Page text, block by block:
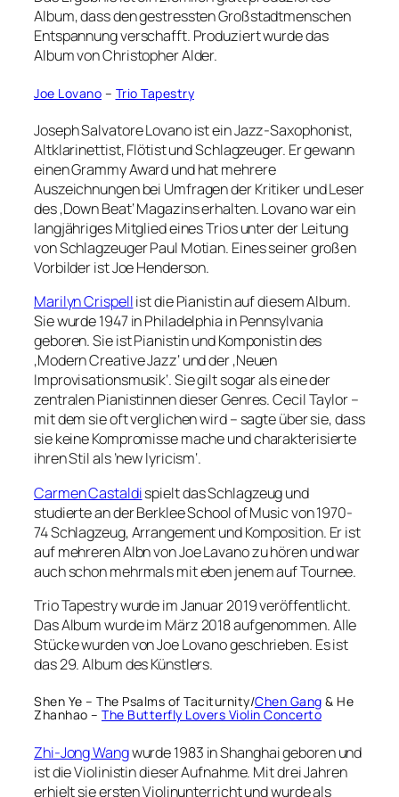
Album, dass den gestressten Großstadtmenschen
Entspannung verschafft. Produziert wurde das
Album von Christopher Alder.
Joe Lovano – Trio Tapestry
Joseph Salvatore Lovano ist ein Jazz-Saxophonist,
Altklarinettist, Flötist und Schlagzeuger. Er gewann
einen Grammy Award und hat mehrere
Auszeichnungen bei Umfragen der Kritiker und Leser
des ‚Down Beat‘ Magazins erhalten. Lovano war ein
langjähriges Mitglied eines Trios unter der Leitung
von Schlagzeuger Paul Motian. Eines seiner großen
Vorbilder ist Joe Henderson.
Marilyn Crispellist die Pianistin auf diesem Album.
Sie wurde 1947 in Philadelphia in Pennsylvania
geboren. Sie ist Pianistin und Komponistin des
‚Modern Creative Jazz‘ und der ‚Neuen
Improvisationsmusik‘. Sie gilt sogar als eine der
zentralen Pianistinnen dieser Genres. Cecil Taylor –
mit dem sie oft verglichen wird – sagte über sie, dass
sie keine Kompromisse mache und charakterisierte
ihren Stil als ’new lyricism‘.
Carmen Castaldispielt das Schlagzeug und
studierte an der Berklee School of Music von 1970-
74 Schlagzeug, Arrangement und Komposition. Er ist
auf mehreren Albn von Joe Lavano zu hören und war
auch schon mehrmals mit eben jenem auf Tournee.
Trio Tapestry wurde im Januar 2019 veröffentlicht.
Das Album wurde im März 2018 aufgenommen. Alle
Stücke wurden von Joe Lovano geschrieben. Es ist
das 29. Album des Künstlers.
Shen Ye – The Psalms of Taciturnity/Chen Gang & He
Zhanhao – The Butterfly Lovers Violin Concerto
Zhi-Jong Wangwurde 1983 in Shanghai geboren und
ist die Violinistin dieser Aufnahme. Mit drei Jahren
erhielt sie ersten Violinunterricht und wurde als